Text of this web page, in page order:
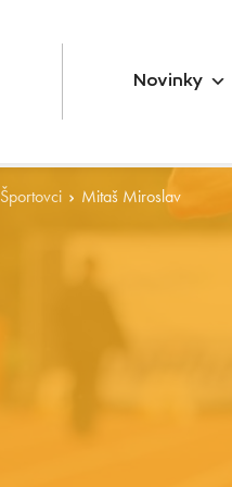
Novinky
Športovci Mitaš Miroslav